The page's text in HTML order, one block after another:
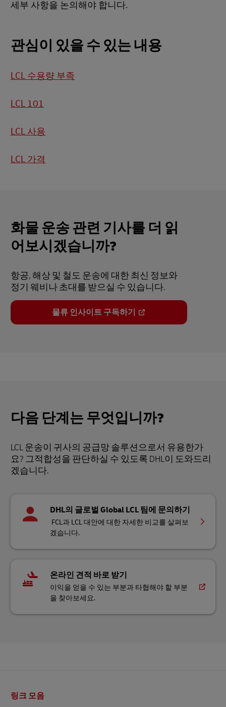
세부 사항을 논의해야 합니다.
관심이 있을 수 있는 내용
LCL 수용량 부족
LCL 101
LCL 사용
LCL 가격
화물 운송 관련 기사를 더 읽
어보시겠습니까?
항공, 해상 및 철도 운송에 대한 최신 정보와
정기 웨비나 초대를 받으실 수 있습니다.
물류 인사이트 구독하기
다음 단계는 무엇입니까?
LCL 운송이 귀사의 공급망 솔루션으로서 유용한가
요? 그적합성을 판단하실 수 있도록 DHL이 도와드리
겠습니다.
DHL의 글로벌 Global LCL 팀에 문의하기
FCL과 LCL 대안에 대한 자세한 비교를 살펴보
겠습니다.
온라인 견적 바로 받기
이익을 얻을 수 있는 부분과 타협해야 할 부분
을 찾아보세요.
닥
링크 모음